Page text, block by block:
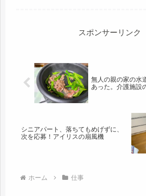
ら...
スポンサーリンク
無人の親の家の水
あった。介護施設
シニアパート、落ちてもめげずに、
次を応募！アイリスの扇風機
ホーム 仕事